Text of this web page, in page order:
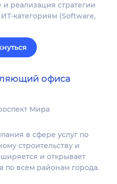
реализация стратегии
категориям (Software,
офиса
Мира
в сфере услуг по
строительству и
и открывает
по всем районам города.